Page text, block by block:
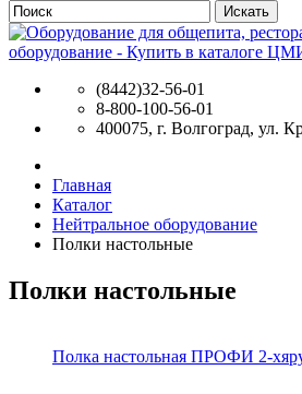
Искать
(8442)32-56-01
8-800-100-56-01
400075, г. Волгоград, ул.
Главная
Каталог
Нейтральное оборудование
Полки настольные
Полки настольные
Полка настольная ПРОФИ 2-